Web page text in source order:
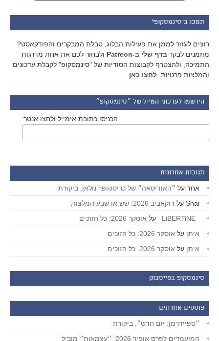
תמכו ב"סינמסקופ"
רוצים לעזור לממן את פעילות הבלוג, טבלת המבקרים והפודקאסט?
מוזמנים לבקר בדף שלי ב-Patreon
ולבחור לכם את אחת מדרגות
התמיכה, ולהצטרף לקבוצות הסודיות של "סינמסקופ" לקבלת עדכונים
והמלצות פרטיות. לחצו כאן
הירשמו לעדכוני המייל של ״סינמסקופ״
הכניסו כתובת אימייל ולחצו אנטר
תגובות אחרונות
אחד על ״האודיסאה״ של כריסטופר נולאן, ביקורת
Shai על דוקאביב 2026: שש או שבע המלצות
על אוסקר 2026: כל הזוכים
איתן על אוסקר 2026: כל הזוכים
איתן על אוסקר 2026: כל הזוכים
סינמסקופ בפייסבוק
פוסטים אחרונים
״ספיידרמן: יום חדש״, ביקורת
המועמדים לפרס אופיר 2026: ״עצמאות״ מוביל